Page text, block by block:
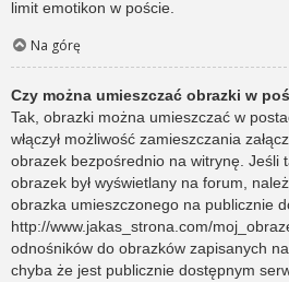
limit emotikon w poście.
Na górę
Czy można umieszczać obrazki w
Tak, obrazki można umieszczać w
włączył możliwość zamieszczania
obrazek bezpośrednio na witrynę. Jeśli
obrazek był wyświetlany na forum,
obrazka umieszczonego na publicznie
http://www.jakas_strona.com/
odnośników do obrazków zapisanych
chyba że jest publicznie dostępnym